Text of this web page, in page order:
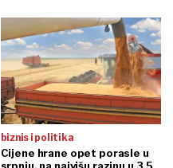
biznis i politika
Cijene hrane opet porasle u